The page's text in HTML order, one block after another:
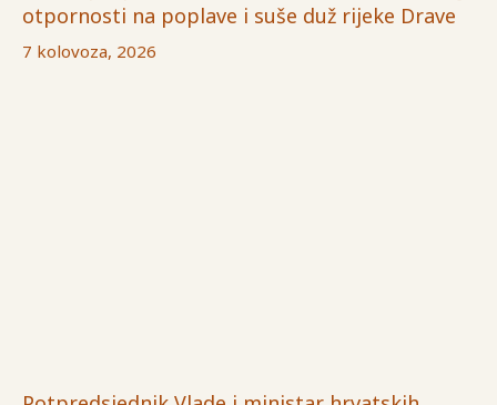
otpornosti na poplave i suše duž rijeke Drave
7 kolovoza, 2026